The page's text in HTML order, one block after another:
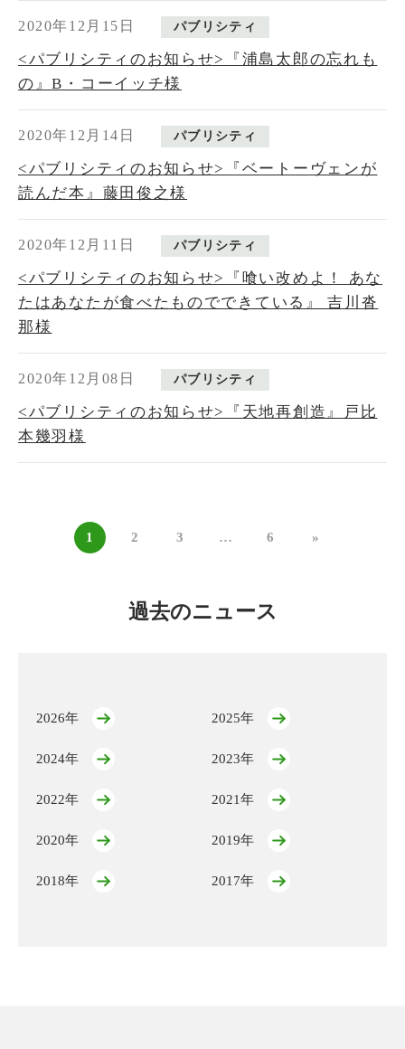
2020年12月15日 パブリシティ
<パブリシティのお知らせ>『浦島太郎の忘れも
の』B・コーイッチ様
2020年12月14日 パブリシティ
<パブリシティのお知らせ>『ベートーヴェンが
読んだ本』藤田俊之様
2020年12月11日 パブリシティ
<パブリシティのお知らせ>『喰い改めよ！ あな
たはあなたが食べたものでできている』 吉川沓
那様
2020年12月08日 パブリシティ
<パブリシティのお知らせ>『天地再創造』戸比
本幾羽様
1 2 3 … 6 »
過去のニュース
2026年 2025年
2024年 2023年
2022年 2021年
2020年 2019年
2018年 2017年